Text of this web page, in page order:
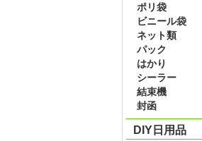
ポリ袋
ビニール袋
ネット類
パック
はかり
シーラー
結束機
封函
DIY日用品